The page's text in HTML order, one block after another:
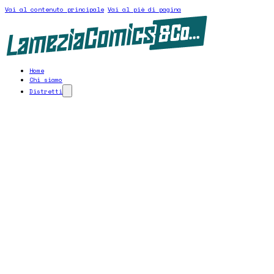
Vai al contenuto principale Vai al piè di pagina
Home
Chi siamo
Distretti